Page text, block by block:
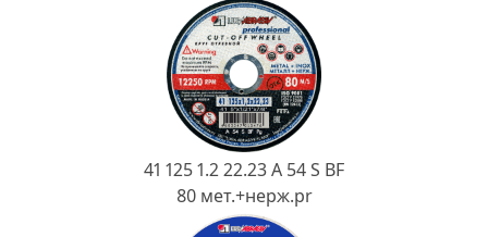
Огнеупорная SiC смесь
41 125 1.2 22.23 A 54 S BF
80 мет.+нерж.pr